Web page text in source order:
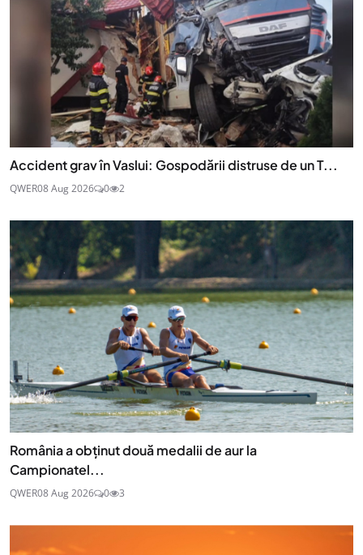
Accident grav în Vaslui: Gospodării distruse de un T...
QWER08 Aug 2026 0 2
România a obținut două medalii de aur la
Campionatel...
QWER08 Aug 2026 0 3